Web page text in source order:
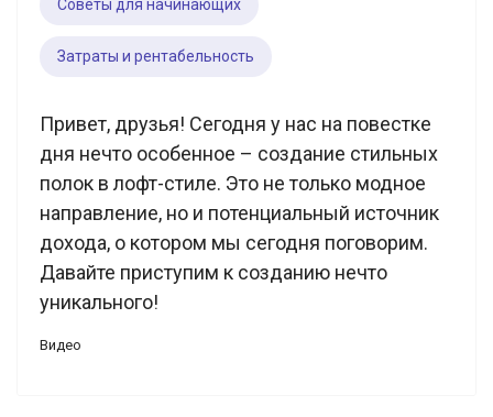
Советы для начинающих
Затраты и рентабельность
Привет, друзья! Сегодня у нас на повестке
дня нечто особенное – создание стильных
полок в лофт-стиле. Это не только модное
направление, но и потенциальный источник
дохода, о котором мы сегодня поговорим.
Давайте приступим к созданию нечто
уникального!
Видео